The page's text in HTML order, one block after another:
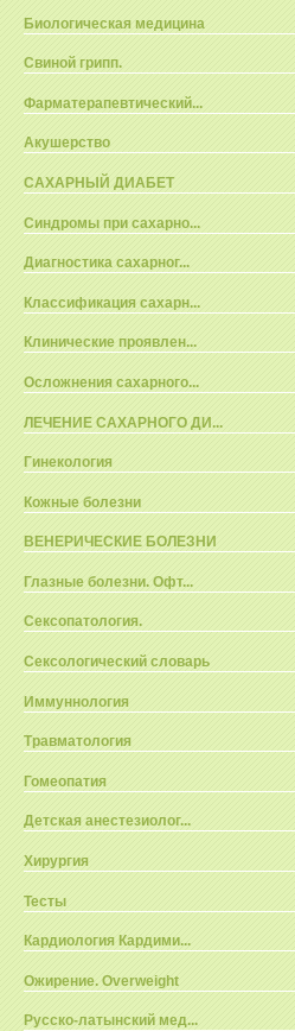
Биологическая медицина
Свиной грипп.
Фарматерапевтический...
Акушерство
САХАРНЫЙ ДИАБЕТ
Синдромы при сахарно...
Диагностика сахарног...
Классификация сахарн...
Клинические проявлен...
Осложнения сахарного...
ЛЕЧЕНИЕ САХАРНОГО ДИ...
Гинекология
Кожные болезни
ВЕНЕРИЧЕСКИЕ БОЛЕЗНИ
Глазные болезни. Офт...
Сексопатология.
Сексологический словарь
Иммуннология
Травматология
Гомеопатия
Детская анестезиолог...
Хирургия
Тесты
Кардиология Кардими...
Ожирение. Overweight
Русско-латынский мед...